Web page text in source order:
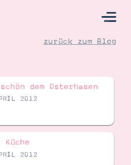
zurück zum Blog
dem Osterhasen
2012
2012